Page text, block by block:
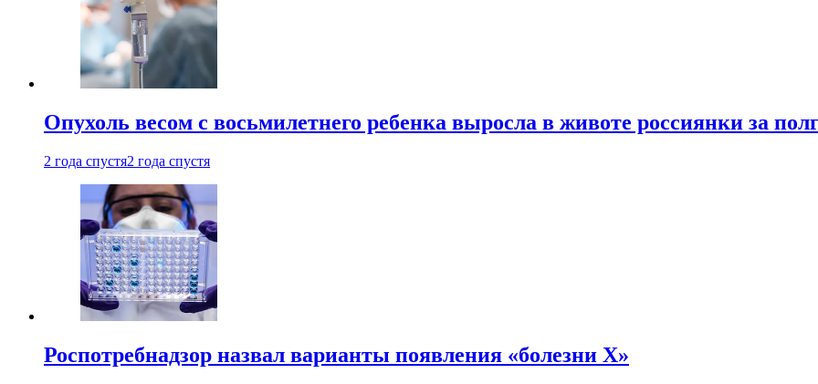
Опухоль весом с восьмилетнего ребенка выросла в животе россиянки за
2 года спустя2 года спустя
Роспотребнадзор назвал варианты появления «болезни Х»